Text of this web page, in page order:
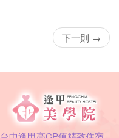
下一則 →